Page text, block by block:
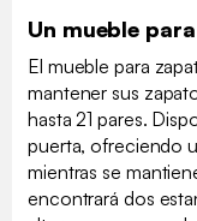
Un mueble
El mueble para
mantener sus
hasta 21 pares.
puerta, ofreciendo
mientras se
encontrará dos